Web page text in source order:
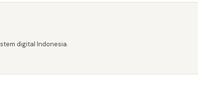
digital Indonesia.